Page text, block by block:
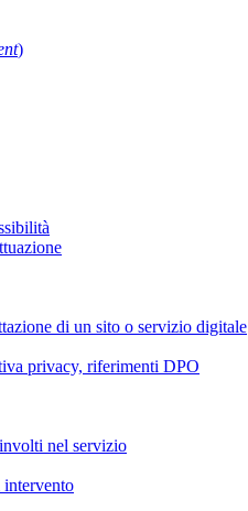
)
di un sito o servizio digitale
privacy, riferimenti DPO
nel servizio
intervento